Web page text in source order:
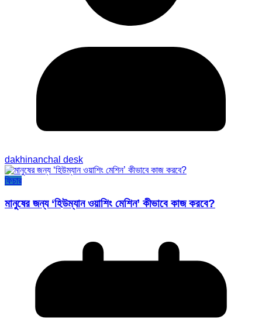
dakhinanchal desk
ফিচার
মানুষের জন্য ‘হিউম্যান ওয়াশিং মেশিন’ কীভাবে কাজ করবে?